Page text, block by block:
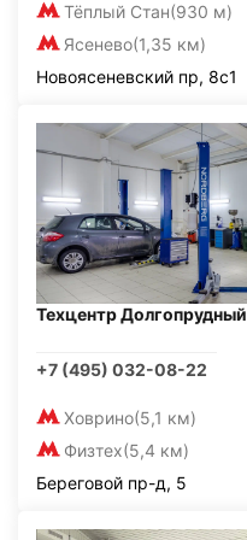
Тёплый Стан(930 м)
Ясенево(1,35 км)
Новоясеневский пр, 8с1
Техцентр Долгопрудный
+7 (495) 032-08-22
Ховрино(5,1 км)
Физтех(5,4 км)
Береговой пр-д, 5